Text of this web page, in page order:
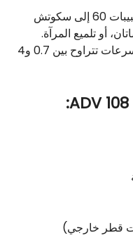
استبدل أحزمة الكشط (من حبيبات 60 إلى سكوتش
أو تلميع المرآة.
تحقق أنظمة التغذية التلقائية سرعات تتراوح بين 0.7 و4
جهاز تلميع الأنابيب الكوكبي ADV 108: